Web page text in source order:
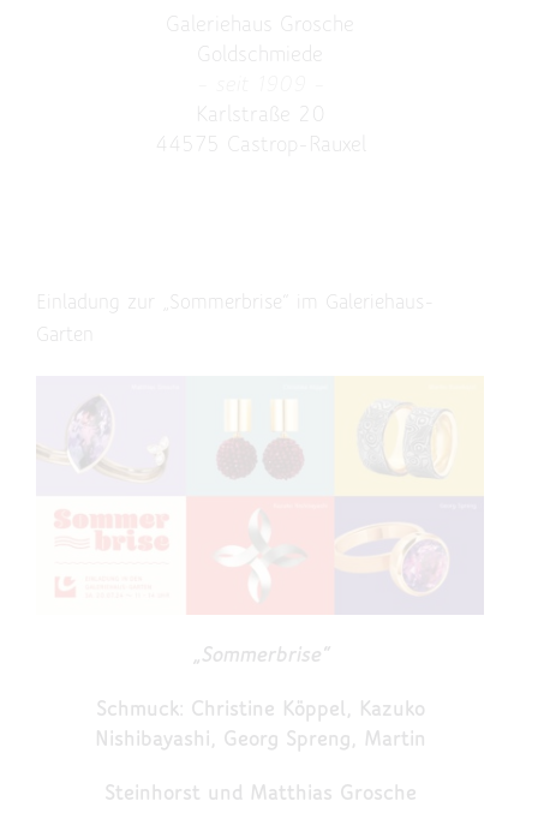
Galeriehaus Grosche
Goldschmiede
Karlstraße 20
44575 Castrop-Rauxel
Einladung zur „Sommerbrise“ im Galeriehaus-
Garten
„Sommerbrise“
Schmuck: Christine Köppel, Kazuko
Nishibayashi, Georg Spreng, Martin
Steinhorst und Matthias Grosche